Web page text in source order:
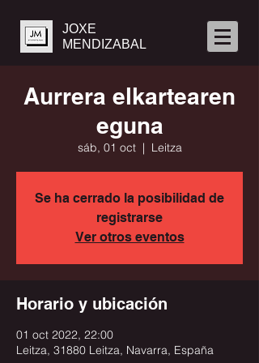
JOXE
MENDIZABAL
Aurrera elkartearen
eguna
sáb, 01 oct
  |
Leitza
Se ha cerrado la posibilidad de
registrarse
Ver otros eventos
Horario y ubicación
01 oct 2022, 22:00
Leitza, 31880 Leitza, Navarra, España